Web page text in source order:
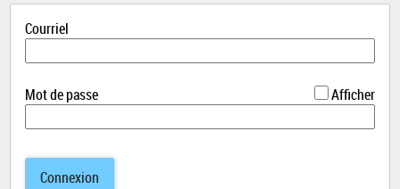
Courriel
Mot de passe Afficher
Connexion